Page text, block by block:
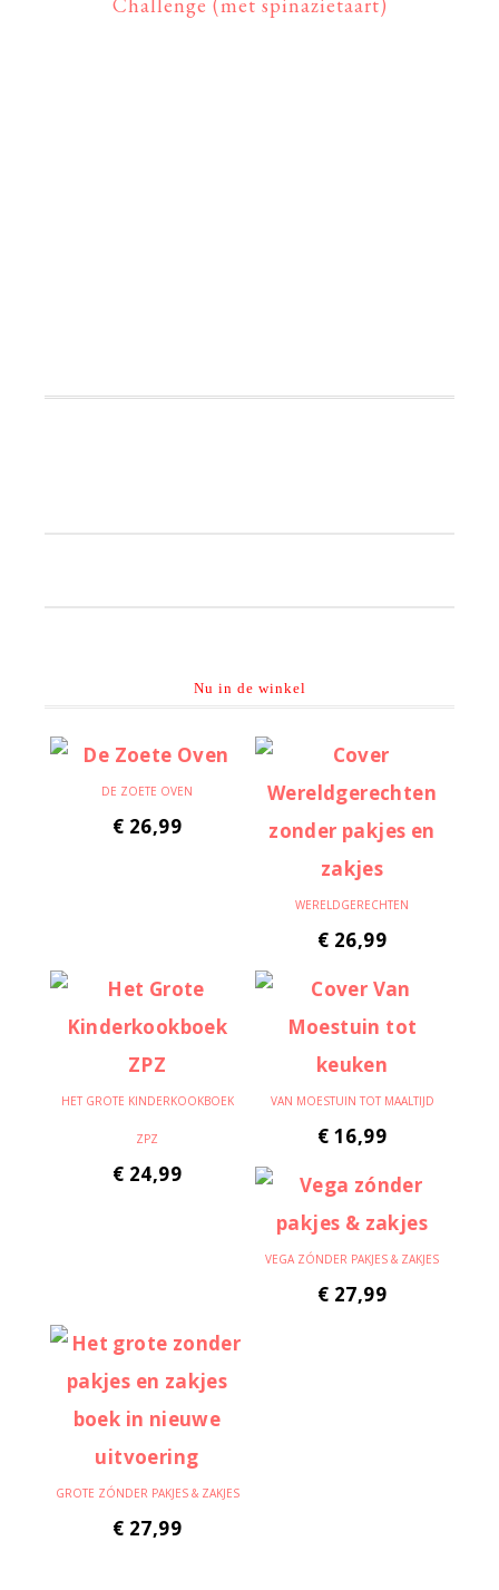
Nu in de winkel
DE ZOETE OVEN
€ 26,99
WERELDGERECHTEN
€ 26,99
HET GROTE KINDERKOOKBOEK
ZPZ
€ 24,99
VAN MOESTUIN TOT MAALTIJD
€ 16,99
VEGA ZÓNDER PAKJES & ZAKJES
€ 27,99
GROTE ZÓNDER PAKJES & ZAKJES
€ 27,99